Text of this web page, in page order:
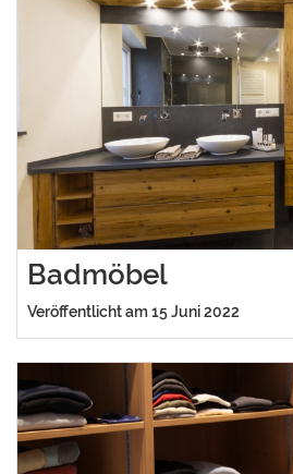
Badmöbel
Veröffentlicht am 15 Juni 2022